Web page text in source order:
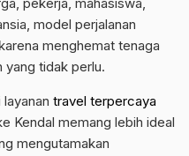
pekerja, mahasiswa,
model perjalanan
menghemat tenaga
yang tidak perlu.
travel terpercaya
Kendal memang lebih ideal
mengutamakan